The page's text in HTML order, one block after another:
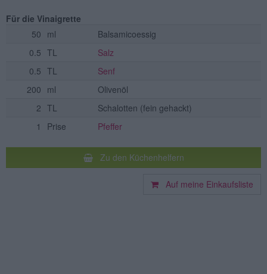
Für die Vinaigrette
50 ml
Balsamicoessig
0.5 TL
Salz
0.5 TL
Senf
200 ml
Olivenöl
2 TL Schalotten (fein gehackt)
1
Prise Pfeffer
Zu den Küchenhelfern
Auf meine Einkaufsliste